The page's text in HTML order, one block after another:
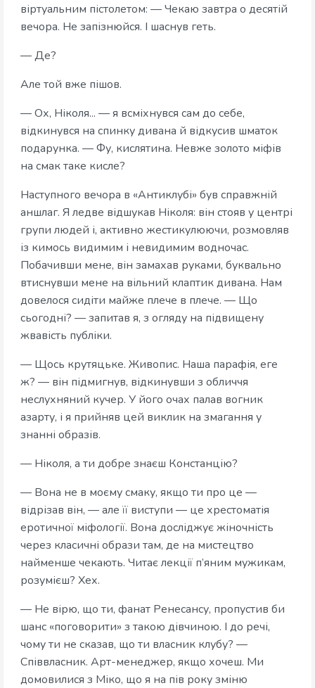
віртуальним пістолетом: — Чекаю завтра о десятій
вечора. Не запізнюйся. І шаснув геть.
— Де?
Але той вже пішов.
— Ох, Ніколя... — я всміхнувся сам до себе,
відкинувся на спинку дивана й відкусив шматок
подарунка. — Фу, кислятина. Невже золото міфів
на смак таке кисле?
Наступного вечора в «Антиклубі» був справжній
аншлаг. Я ледве відшукав Ніколя: він стояв у центрі
групи людей і, активно жестикулюючи, розмовляв
із кимось видимим і невидимим водночас.
Побачивши мене, він замахав руками, буквально
втиснувши мене на вільний клаптик дивана. Нам
довелося сидіти майже плече в плече. — Що
сьогодні? — запитав я, з огляду на підвищену
жвавість публіки.
— Щось крутяцьке. Живопис. Наша парафія, еге
ж? — він підмигнув, відкинувши з обличчя
неслухняний кучер. У його очах палав вогник
азарту, і я прийняв цей виклик на змагання у
знанні образів.
— Ніколя, а ти добре знаєш Констанцію?
— Вона не в моєму смаку, якщо ти про це —
відрізав він, — але її виступи — це хрестоматія
еротичної міфології. Вона досліджує жіночність
через класичні образи там, де на мистецтво
найменше чекають. Читає лекції п’яним мужикам,
розумієш? Хех.
— Не вірю, що ти, фанат Ренесансу, пропустив би
шанс «поговорити» з такою дівчиною. І до речі,
чому ти не сказав, що ти власник клубу? —
Співвласник. Арт-менеджер, якщо хочеш. Ми
домовилися з Міко, що я на пів року зміню